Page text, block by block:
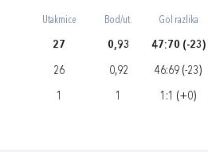
Utakmice Bod/ut. Gol razlika
27 0,93 47:70 (-23)
26 0,92 46:69 (-23)
1 1 1:1 (+0)